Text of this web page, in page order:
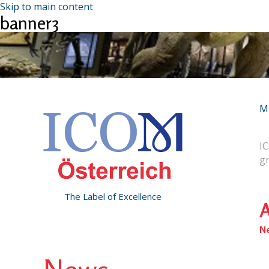
Skip to main content
banner3
The Label of Excellence